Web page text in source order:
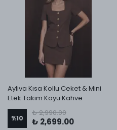
Ayliva Kısa Kollu Ceket & Mini
Etek Takım Koyu Kahve
%10
₺ 2,990.00
₺ 2,699.00